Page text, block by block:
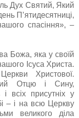
Дух Святий, Який
П’ятидесятниці,
спасіння», –
Божа, яка у своїй
Ісуса Христа.
Христової.
Отцю і Сину,
всіх присутніх у
– і на всю Церкву
великого діла